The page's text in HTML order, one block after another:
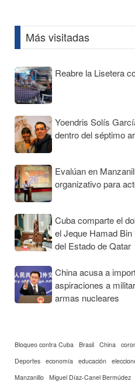
Más visitadas
Reabre la Lisetera
Yoendris Solís
dentro del séptimo
Evalúan en
organizativo para
Cuba comparte el
el Jeque Hamad
del Estado de Qatar
China acusa a
aspiraciones a
armas nucleares
Bloqueo contra Cuba Brasil China
Deportes economía educación
Manzanillo Miguel Díaz-Canel Bermúdez